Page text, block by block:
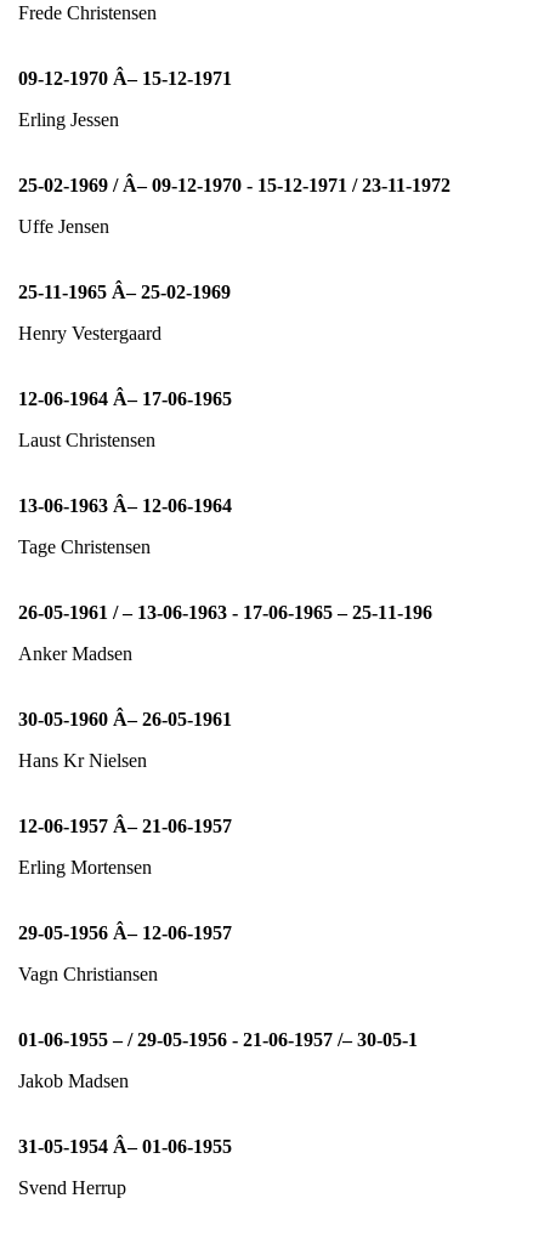
Frede Christensen
09-12-1970 Â– 15-12-1971
Erling Jessen
25-02-1969 / Â– 09-12-1970 - 15-12-1971 / 23-11-1972
Uffe Jensen
25-11-1965 Â– 25-02-1969
Henry Vestergaard
12-06-1964 Â– 17-06-1965
Laust Christensen
13-06-1963 Â– 12-06-1964
Tage Christensen
26-05-1961 / – 13-06-1963 - 17-06-1965 – 25-11-196
Anker Madsen
30-05-1960 Â– 26-05-1961
Hans Kr Nielsen
12-06-1957 Â– 21-06-1957
Erling Mortensen
29-05-1956 Â– 12-06-1957
Vagn Christiansen
01-06-1955 – / 29-05-1956 - 21-06-1957 /– 30-05-1
Jakob Madsen
31-05-1954 Â– 01-06-1955
Svend Herrup